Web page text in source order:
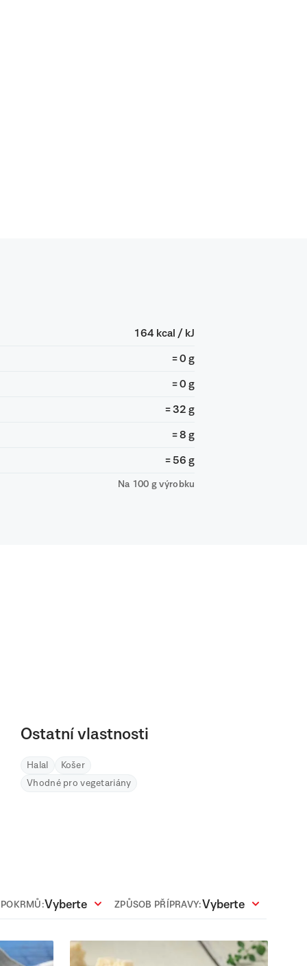
164 kcal / kJ
= 0 g
= 0 g
= 32 g
= 8 g
= 56 g
Na 100 g výrobku
Ostatní vlastnosti
Halal
Košer
Vhodné pro vegetariány
Vyberte ZPŮSOB PŘÍPRAVY:Vyberte